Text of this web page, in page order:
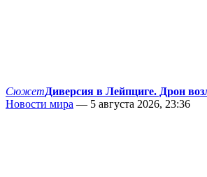
СюжетДиверсия в Лейпциге. Дрон
Новости мира — 5 августа 2026, 23:36